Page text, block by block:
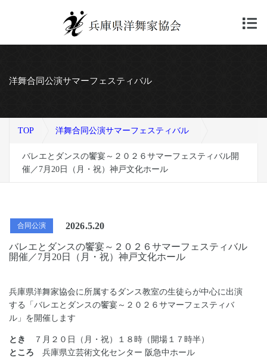
洋舞合同公演サマーフェスティバル
TOP 洋舞合同公演サマーフェスティバル
バレエとダンスの饗宴～２０２６サマーフェスティバル開
催／7月20日（月・祝）神戸文化ホール
合同公演 2026.5.20
バレエとダンスの饗宴～２０２６サマーフェスティバル
開催／7月20日（月・祝）神戸文化ホール
兵庫県洋舞家協会に所属するダンス教室の生徒らが中心に出演
する「バレエとダンスの饗宴～２０２６サマーフェスティバ
ル」を開催します
とき
７月２０日（月・祝）１８時（開場１７時半）
ところ 兵庫県立芸術文化センター 阪急中ホール